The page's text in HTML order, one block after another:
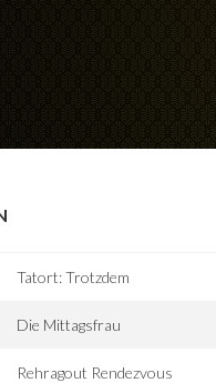
Tatort: Trotzdem
Die Mittagsfrau
Rehragout Rendezvous